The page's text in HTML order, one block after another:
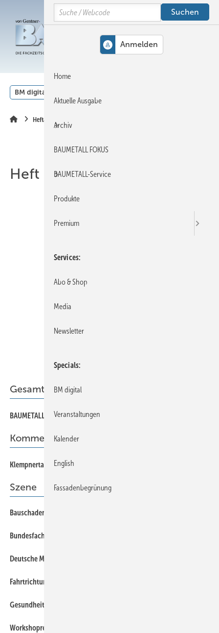
Hauptinhalt
Hauptmenü
SiteSearch
BM digital
Heftarchiv
Heft 08-2023
Gesamt-PDF der Ausgabe
BAUMETALL 08/2023 als PDF
Kommentar
Klempnertainment
Szene
Bauschaden-Seminar in der Sayner Hütte
Bundesfachgruppensitzung Klempnertechnik
Deutsche Meisterschaft im Klempnerhandwerk 2023
Fahrtrichtung Zukunft
Gesundheitsmanagement im Unternehmen
Workshopreihe im Museum
Search
Home
Aktuelle Ausgabe
Archiv
BAUMETALL FOKUS
BAUMETALL-Service
Produkte
Premium
Services
Abo & Shop
Media
Newsletter
Specials
BM digital
Veranstaltungen
Kalender
English
Fassadenbegrünung